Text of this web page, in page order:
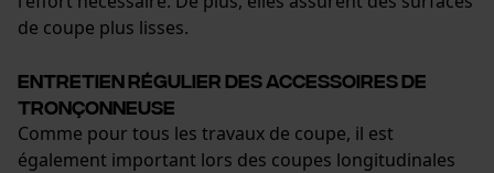
de coupe plus lisses.
Entretien régulier des accessoires de
tronçonneuse
Comme pour tous les travaux de coupe, il est
également important lors des coupes longitudinales